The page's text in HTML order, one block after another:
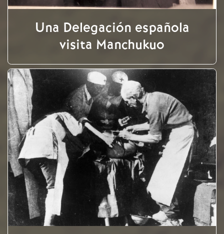
Una Delegación española
visita Manchukuo